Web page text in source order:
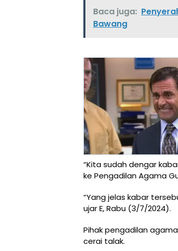
Baca juga:
Bawang
“Kita sudah dengar
ke Pengadilan Agama
“Yang jelas kabar
ujar E, Rabu (3/7/2024).
Pihak pengadilan
cerai talak.